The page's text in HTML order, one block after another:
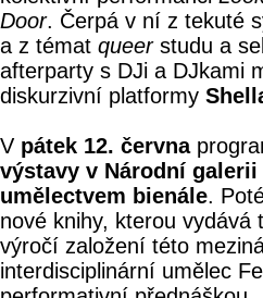
Door. Čerpá v ní z tekuté
a z témat queerstudu a
afterparty s DJi a DJkami
diskurzivní platformy
V pátek 12. června
výstavy v Národní
umělectvem bienále.
nové knihy, kterou
výročí založení této
interdisciplinární umělec